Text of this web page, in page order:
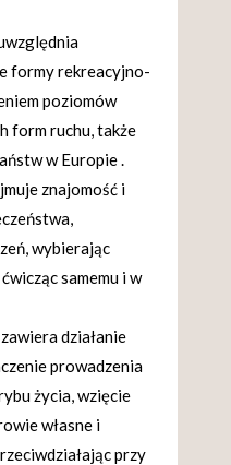
formy rekreacyjno-
poziomów
form ruchu, także
w Europie .
znajomość i
wybierając
samemu i w
działanie
prowadzenia
życia, wzięcie
własne i
przy